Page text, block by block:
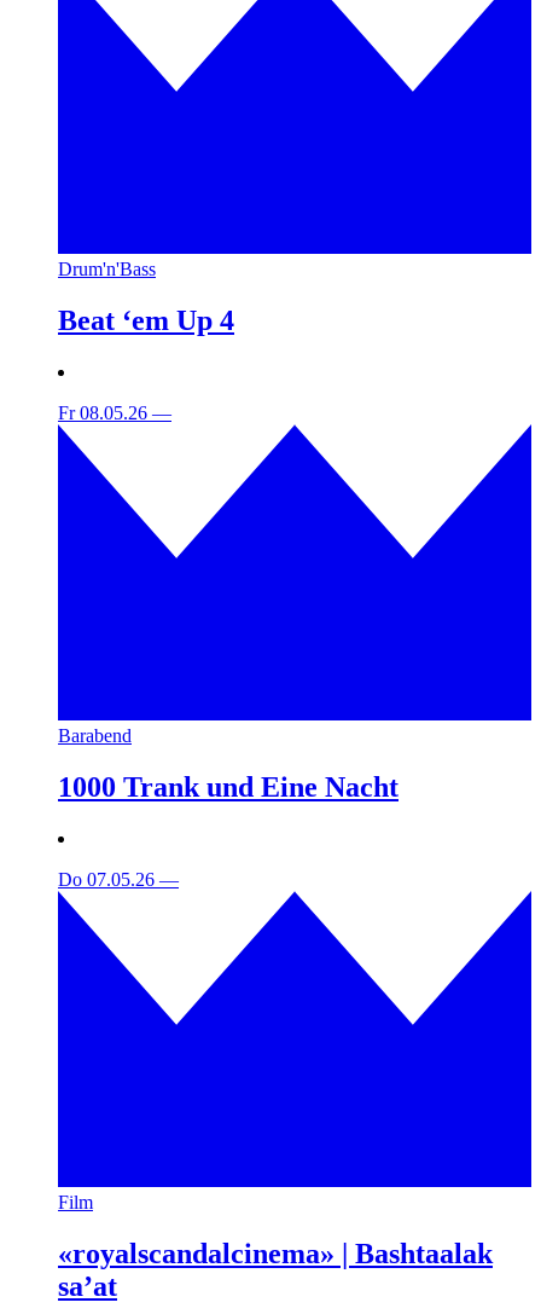
Drum'n'Bass
Beat ‘em Up 4
Fr 08.05.26 —
Barabend
1000 Trank und Eine Nacht
Do 07.05.26 —
Film
«royalscandalcinema» | Bashtaalak
sa’at